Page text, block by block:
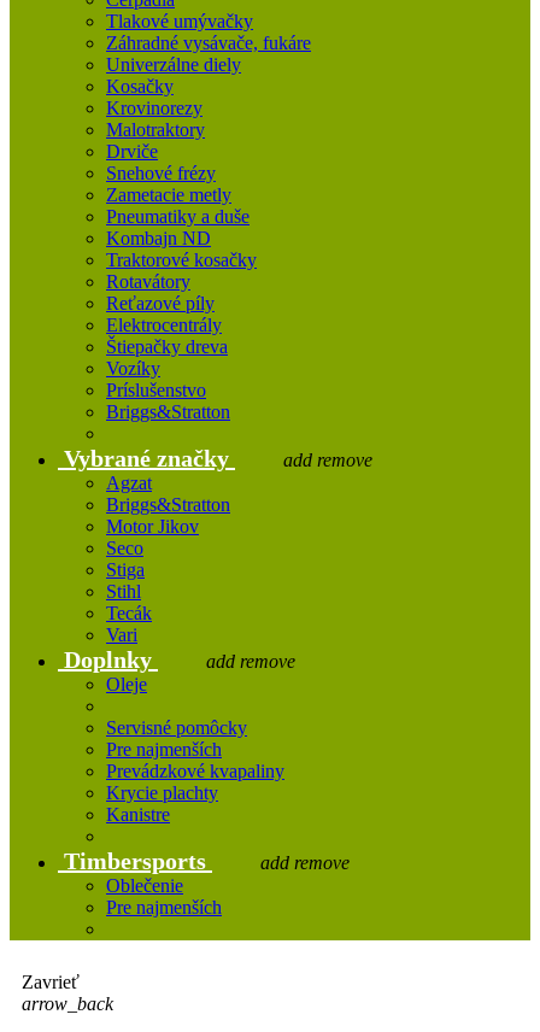
Tlakové umývačky
Záhradné vysávače, fukáre
Univerzálne diely
Kosačky
Krovinorezy
Malotraktory
Drviče
Snehové frézy
Zametacie metly
Pneumatiky a duše
Kombajn ND
Traktorové kosačky
Rotavátory
Reťazové píly
Elektrocentrály
Štiepačky dreva
Vozíky
Príslušenstvo
Briggs&Stratton
Vybrané značky add remove
Agzat
Briggs&Stratton
Motor Jikov
Seco
Stiga
Stihl
Tecák
Vari
Doplnky add remove
Oleje
Servisné pomôcky
Pre najmenších
Prevádzkové kvapaliny
Krycie plachty
Kanistre
Timbersports add remove
Oblečenie
Pre najmenších
Zavrieť
arrow_back